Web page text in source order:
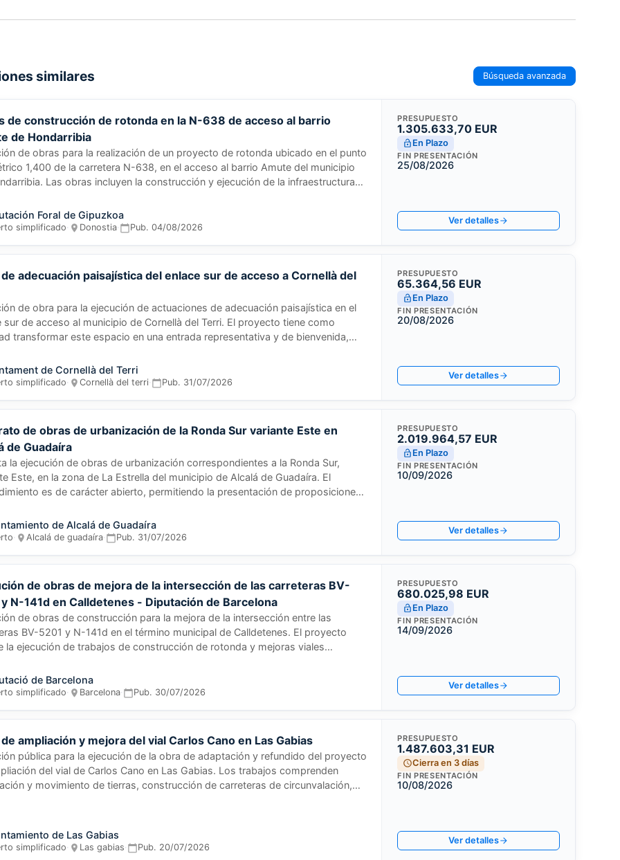
similares Búsqueda avanzada
de construcción de rotonda en la N-638 de acceso al barrio
de Hondarribia
de obras para la realización de un proyecto de rotonda ubicado en el punto
1,400 de la carretera N-638, en el acceso al barrio Amute del municipio
Las obras incluyen la construcción y ejecución de la infraestructura
del proyecto constructivo necesario para implementar esta solución de
Foral de Gipuzkoa
simplificado· Donostia· Pub.04/08/2026
PRESUPUESTO
1.305.633,70 EUR
En Plazo
FIN PRESENTACIÓN
25/08/2026
Ver detalles
adecuación paisajística del enlace sur de acceso a Cornellà del
de obra para la ejecución de actuaciones de adecuación paisajística en el
sur de acceso al municipio de Cornellà del Terri. El proyecto tiene como
transformar este espacio en una entrada representativa y de bienvenida,
adjudicación se realizará conforme al criterio único del precio más bajo.
de Cornellà del Terri
simplificado· Cornellà del terri· Pub. 31/07/2026
PRESUPUESTO
65.364,56 EUR
En Plazo
FIN PRESENTACIÓN
20/08/2026
Ver detalles
de obras de urbanización de la Ronda Sur variante Este en
de Guadaíra
la ejecución de obras de urbanización correspondientes a la Ronda Sur,
Este, en la zona de La Estrella del municipio de Alcalá de Guadaíra. El
es de carácter abierto, permitiendo la presentación de proposiciones
conforme a los criterios de valoración establecidos en el pliego, atendiendo
más ventajosa para el Ayuntamiento.
de Alcalá de Guadaíra
· Alcalá de guadaíra· Pub. 31/07/2026
PRESUPUESTO
2.019.964,57 EUR
En Plazo
FIN PRESENTACIÓN
10/09/2026
Ver detalles
de obras de mejora de la intersección de las carreteras BV-
N-141d en Calldetenes - Diputación de Barcelona
de obras de construcción para la mejora de la intersección entre las
BV-5201 y N-141d en el término municipal de Calldetenes. El proyecto
la ejecución de trabajos de construcción de rotonda y mejoras viales
de Barcelona. Se trata de un contrato único sin división en lotes
a la naturaleza y dimensión de la obra.
de Barcelona
simplificado· Barcelona· Pub. 30/07/2026
PRESUPUESTO
680.025,98 EUR
En Plazo
FIN PRESENTACIÓN
14/09/2026
Ver detalles
ampliación y mejora del vial Carlos Cano en Las Gabias
pública para la ejecución de la obra de adaptación y refundido del proyecto
del vial de Carlos Cano en Las Gabias. Los trabajos comprenden
y movimiento de tierras, construcción de carreteras de circunvalación,
siendo responsable técnico de la ejecución el Arquitecto técnico municipal.
de Las Gabias
simplificado· Las gabias· Pub. 20/07/2026
PRESUPUESTO
1.487.603,31 EUR
Cierra en 3 días
FIN PRESENTACIÓN
10/08/2026
Ver detalles